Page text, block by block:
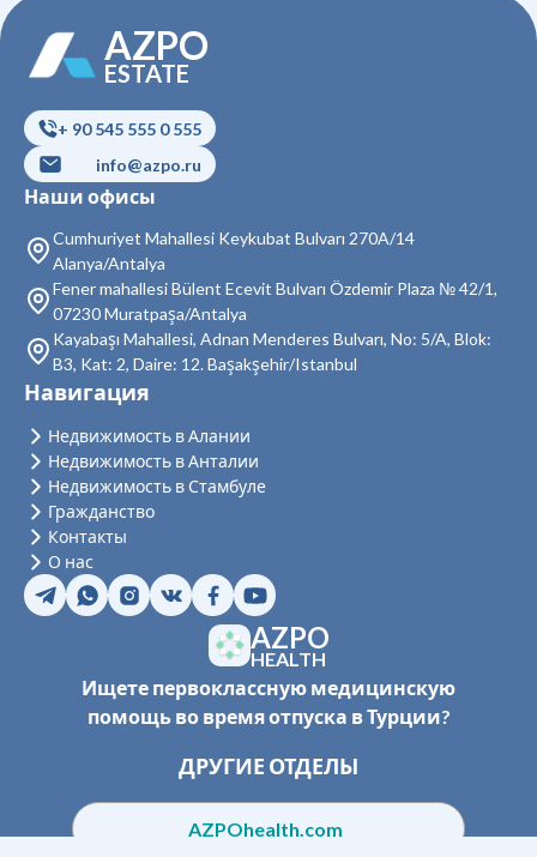
Недвижимость в Кючюкчекмедже
Недвижимость в Бейоглу
Недвижимость в Байрампаша
Недвижимость в Бешикташ
Недвижимость в Сарыер
Недвижимость в Султангази
Недвижимость в Силиври
Недвижимость в Шишли
Недвижимость в Адаляр
Недвижимость в Аташехир
Недвижимость в Бейкоз
Недвижимость в Чекмекёй
Недвижимость в Бейликдюзю
Недвижимость в Кадыкёй
Недвижимость в Картал
Недвижимость в Малтепе
AZPO
ESTATE
+ 90 545 555 0 555
info@azpo.ru
Наши офисы
Cumhuriyet Mahallesi Keykubat Bulvarı 270A/14
Alanya/Antalya
Fener mahallesi Bülent Ecevit Bulvarı Özdemir Plaza № 42/1,
07230 Muratpaşa/Antalya
Kayabaşı Mahallesi, Adnan Menderes Bulvarı, No: 5/A, Blok:
B3, Kat: 2, Daire: 12. Başakşehir/Istanbul
AZPO
HEALTH
Ищете первоклассную медицинскую
помощь во время отпуска в Турции?
ДРУГИЕ ОТДЕЛЫ
AZPOhealth.com
Навигация
Недвижимость в Алании
Недвижимость в Анталии
Недвижимость в Стамбуле
Гражданство
Контакты
О нас